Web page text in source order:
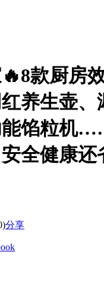
款厨房
养生壶、
能馅粒机
全健康还
分享